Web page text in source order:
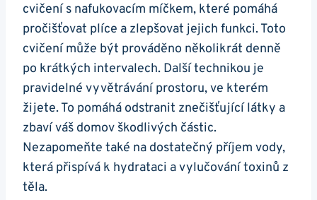
cvičení ‍s nafukovacím ⁤míčkem, které pomáhá
pročišťovat plíce‍ a zlepšovat jejich​ funkci. Toto‍
cvičení může být prováděno několikrát denně
po​ krátkých intervalech. Další technikou je
pravidelné​ vyvětrávání prostoru, ve kterém
žijete. To pomáhá odstranit znečišťující látky a
zbaví ⁢váš​ domov škodlivých⁤ částic.
Nezapomeňte ⁢také‌ na dostatečný ⁢příjem vody,
která​ přispívá k hydrataci a‍ vylučování toxinů z⁣
těla.